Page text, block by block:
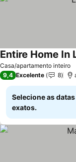
Casa/apartamento inteiro
Entire Home In
9,4 Excelente 8
Selecione as
exatos.